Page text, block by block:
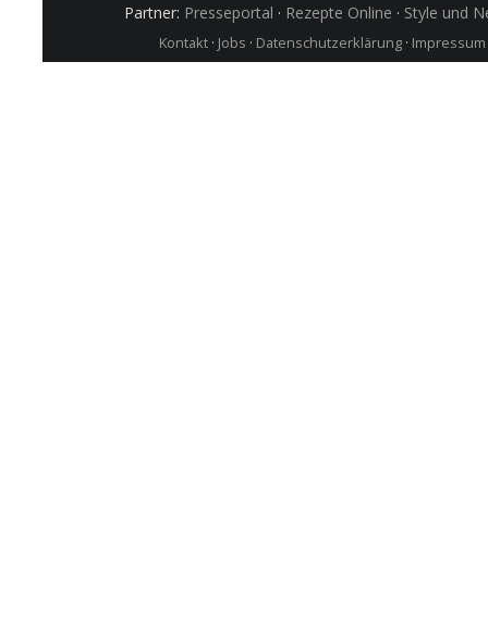
Partner: Presseportal · Rezepte Online · Style und
Kontakt· Jobs · Datenschutzerklärung· Impressum